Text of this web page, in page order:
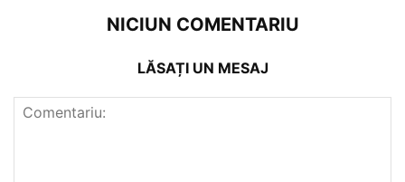
NICIUN COMENTARIU
LĂSAȚI UN MESAJ